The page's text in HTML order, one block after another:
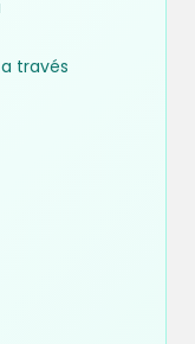
través